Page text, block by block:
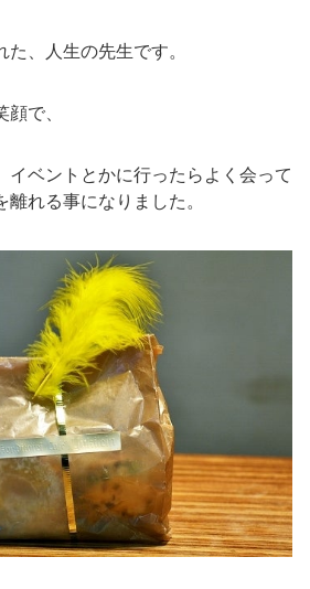
、人生の先生です。
で、
イベントとかに行ったらよく会って
れる事になりました。